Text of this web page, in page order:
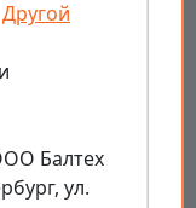
Другой
Балтех
ул.